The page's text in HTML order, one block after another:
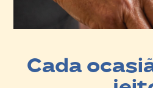
Cada